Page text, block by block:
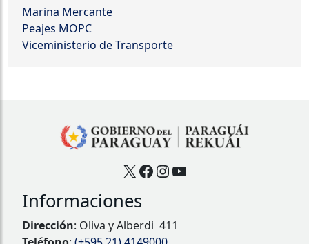
Marina Mercante
Peajes MOPC
Viceministerio de Transporte
X Facebook
Instagram
YouTube
Informaciones
Dirección: Oliva y Alberdi 411